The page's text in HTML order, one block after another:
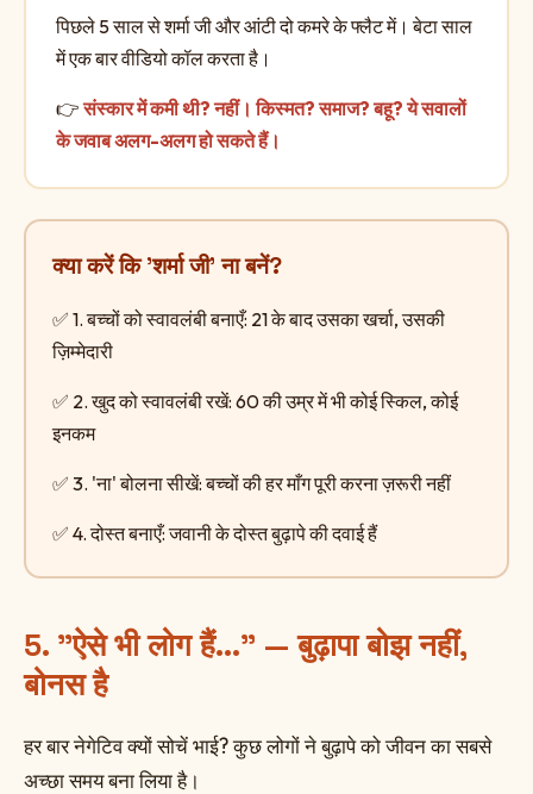
पिछले 5 साल से शर्मा जी और आंटी दो कमरे के फ्लैट में। बेटा साल
में एक बार वीडियो कॉल करता है।
👉संस्कार में कमी थी? नहीं। किस्मत? समाज? बहू? ये सवालों
के जवाब अलग-अलग हो सकते हैं।
क्या करें कि 'शर्मा जी' ना बनें?
✅ 1. बच्चों को स्वावलंबी बनाएँ: 21 के बाद उसका खर्चा, उसकी
ज़िम्मेदारी
✅ 2. खुद को स्वावलंबी रखें: 60 की उम्र में भी कोई स्किल, कोई
इनकम
✅ 3. 'ना' बोलना सीखें: बच्चों की हर माँग पूरी करना ज़रूरी नहीं
✅ 4. दोस्त बनाएँ: जवानी के दोस्त बुढ़ापे की दवाई हैं
5. "ऐसे भी लोग हैं..." — बुढ़ापा बोझ नहीं,
बोनस है
हर बार नेगेटिव क्यों सोचें भाई? कुछ लोगों ने बुढ़ापे को जीवन का सबसे
अच्छा समय बना लिया है।